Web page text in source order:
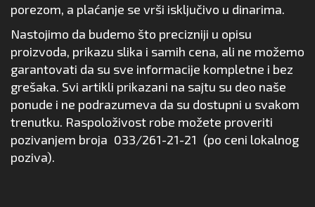
porezom, a plaćanje se vrši isključivo u dinarima.
Nastojimo da budemo što precizniji u opisu
proizvoda, prikazu slika i samih cena, ali ne možemo
garantovati da su sve informacije kompletne i bez
grešaka. Svi artikli prikazani na sajtu su deo naše
ponude i ne podrazumeva da su dostupni u svakom
trenutku. Raspoloživost robe možete proveriti
pozivanjem broja 033/261-21-21 (po ceni lokalnog
poziva).